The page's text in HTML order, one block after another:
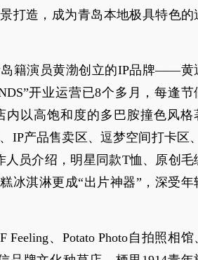
打造，成为青岛本地极具特色的
籍演员黄渤创立的IP品牌——黄
开业运营已8个多月，每逢节
内以高饱和度的多巴胺撞色风格
IP产品售卖区、逗梦空间打卡区
员介绍，明星同款T恤、原创毛
冰淇淋更成“出片神器”，深受年
、Potato Photo自拍照相馆